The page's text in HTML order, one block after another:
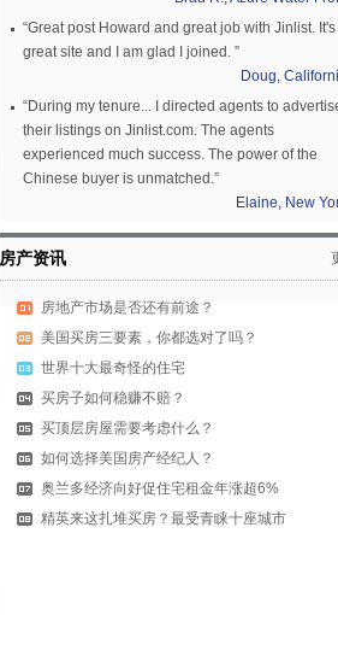
“Great post Howard and great job with Jinlist.
great site and I am glad I joined. ”
Doug,
“During my tenure... I directed agents to
their listings on Jinlist.com. The agents
experienced much success. The power of the
Chinese buyer is unmatched.”
Elaine, New
房产资讯
房地产市场是否还有前途？
美国买房三要素，你都选对了吗？
世界十大最奇怪的住宅
买房子如何稳赚不赔？
买顶层房屋需要考虑什么？
如何选择美国房产经纪人？
奥兰多经济向好促住宅租金年涨超6%
精英来这扎堆买房？最受青睐十座城市